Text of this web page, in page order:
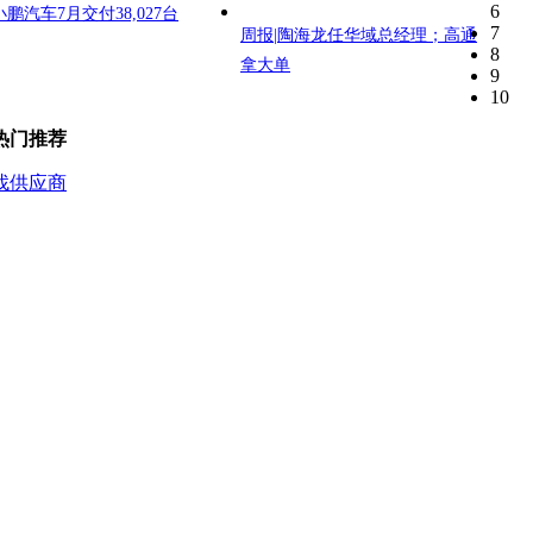
鹏汽车7月交付38,027台 6
周报|陶海龙任华域总经理；高通
拿大单
7
8
9
10
门推荐
供应商